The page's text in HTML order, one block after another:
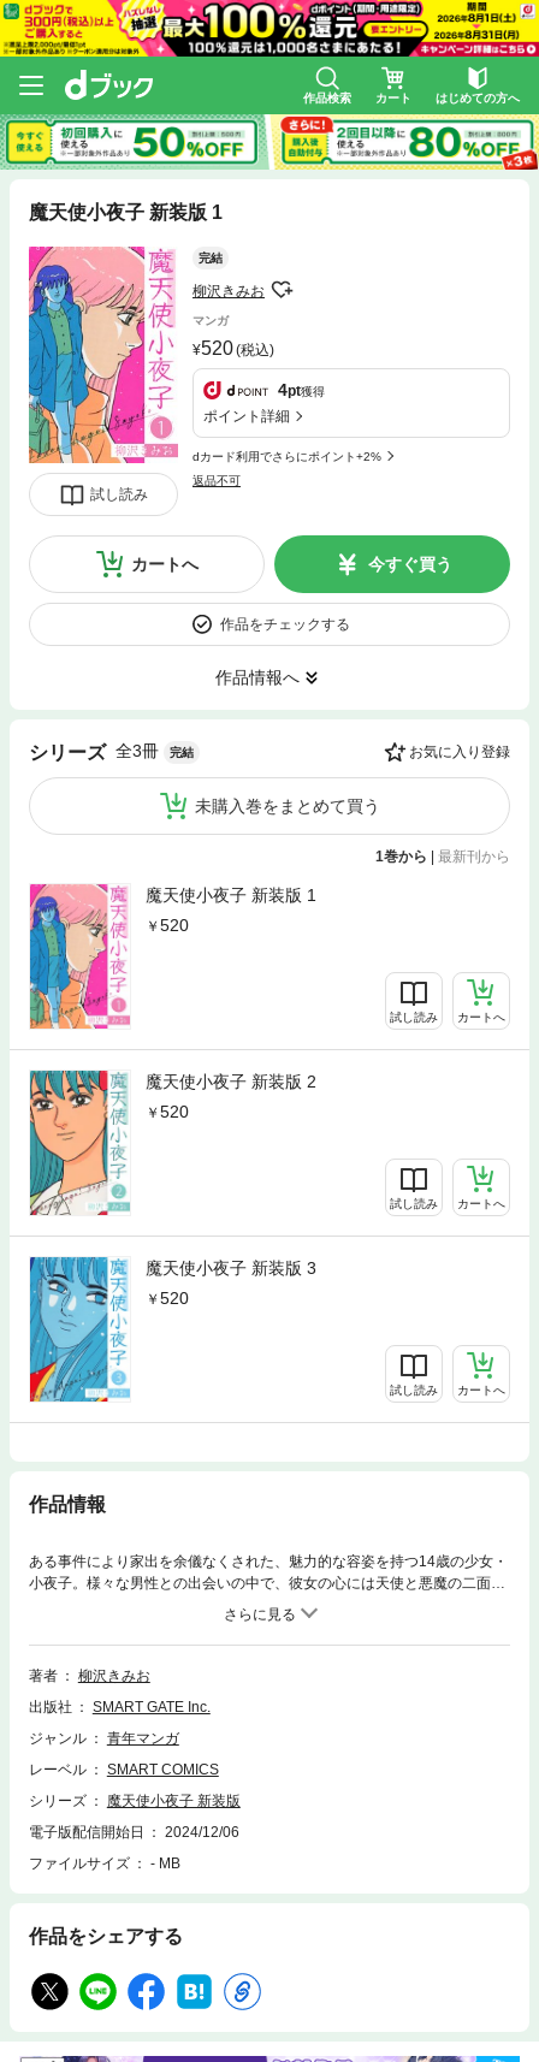
作品検索 カート はじめての方へ
魔天使小夜子 新装版 1
試し読み
完結
柳沢きみお
マンガ
520(税込)
4pt獲得
ポイント詳細
dカード利用でさらにポイント+2%
返品不可
カートへ 今すぐ買う
作品をチェックする
作品情報へ
シリーズ 全3冊 完結 お気に入り登録
未購入巻をまとめて買う
1巻から | 最新刊から
魔天使小夜子 新装版 1
520
試し読み カートへ
魔天使小夜子 新装版 2
520
試し読み カートへ
魔天使小夜子 新装版 3
520
試し読み カートへ
作品情報
ある事件により家出を余儀なくされた、魅力的な容姿を持つ14歳の少女・
小夜子。様々な男性との出会いの中で、彼女の心には天使と悪魔の二面性
が芽生えていく。不信感と復讐心を抱えながらも、純粋な愛を求め続ける
少女の切ない物語。家を出て途方に暮れる小夜子を救ったのは、優しい大
学生の田川だった。彼の部屋で一時の安らぎを得る小夜子だが、心は次第
に揺れ動き始める…。そして新たに出会った、亡き父を思わせる中年男性
著者
柳沢きみお
出版社
SMART GATE Inc.
ジャンル
青年マンガ
レーベル
SMART COMICS
シリーズ
魔天使小夜子 新装版
電子版配信開始日
2024/12/06
ファイルサイズ
- MB
作品をシェアする